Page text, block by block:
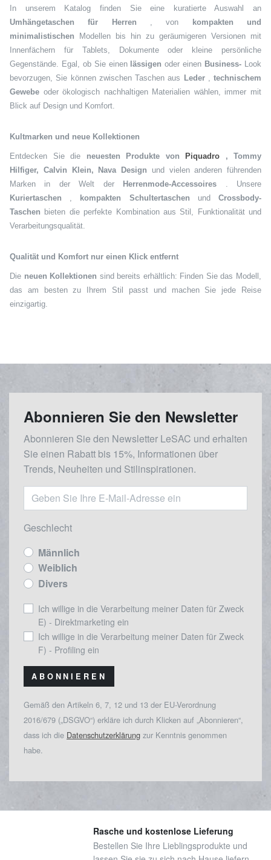
In unserem Katalog finden Sie eine kuratierte Auswahl an
Umhängetaschen für Herren , von
kompakten und
minimalistischen Modellen bis hin zu geräumigeren Versionen mit
Innenfächern für Tablets, Dokumente oder kleine persönliche
Gegenstände. Egal, ob Sie einen lässigen oder einen Business- Look
bevorzugen, Sie können zwischen Taschen aus Leder, technischem
Gewebe oder ökologisch nachhaltigen Materialien wählen, immer mit
Blick auf Design und Komfort.
Kultmarken und neue Kollektionen
Entdecken Sie die neuesten Produkte von Piquadro , Tommy
Hilfiger, Calvin Klein, Nava Design und vielen anderen führenden
Marken in der Welt der
Herrenmode-Accessoires . Unsere
Kuriertaschen , kompakten Schultertaschen undCrossbody-
Taschen bieten die perfekte Kombination aus Stil, Funktionalität und
Verarbeitungsqualität.
Qualität und Komfort nur einen Klick entfernt
Die neuen Kollektionen sind bereits erhältlich: Finden Sie das Modell,
das am besten zu Ihrem Stil passt und machen Sie jede Reise
einzigartig.
Abonnieren Sie den Newsletter
Abonnieren Sie den Newsletter LeSAC und erhalten
Sie einen Rabatt bis 15%, Informationen über
Trends, Neuheiten und Stilinspirationen.
Geschlecht
Männlich
Weiblich
Divers
Ich willige in die Verarbeitung meiner Daten für Zweck
E) - Direktmarketing ein
Ich willige in die Verarbeitung meiner Daten für Zweck
F) - Profiling ein
ABONNIEREN
Gemäß den Artikeln 6, 7, 12 und 13 der EU-Verordnung
2016/679 („DSGVO“) erkläre ich durch Klicken auf „Abonnieren“,
dass ich die Datenschutzerklärung zur Kenntnis genommen
habe.
Rasche und kostenlose Lieferung
Bestellen Sie Ihre Lieblingsprodukte und